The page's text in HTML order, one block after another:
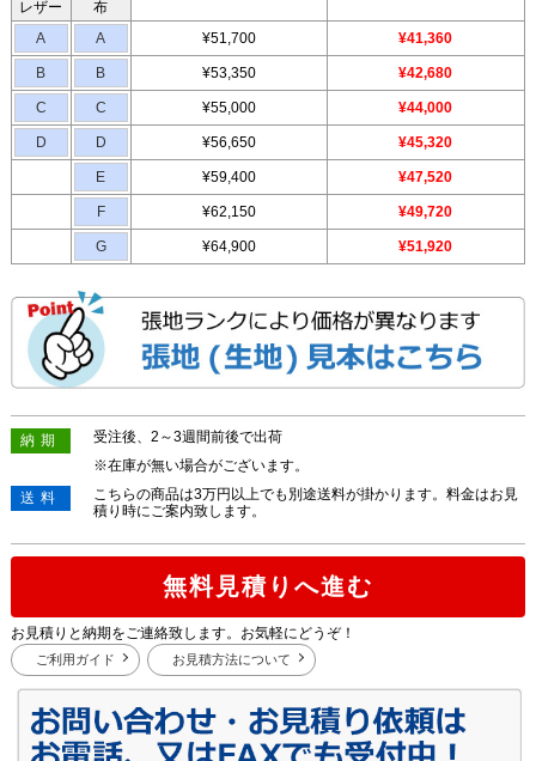
レザー
布
A
A ¥51,700 ¥41,360
B B ¥53,350 ¥42,680
C C ¥55,000 ¥44,000
D D ¥56,650 ¥45,320
E ¥59,400 ¥47,520
F ¥62,150 ¥49,720
G ¥64,900 ¥51,920
納期
受注後、2～3週間前後で出荷
※在庫が無い場合がございます。
送料
こちらの商品は3万円以上でも別途送料が掛かります。料金はお見
積り時にご案内致します。
無料見積りへ進む
お見積りと納期をご連絡致します。お気軽にどうぞ！
ご利用ガイド お見積方法について